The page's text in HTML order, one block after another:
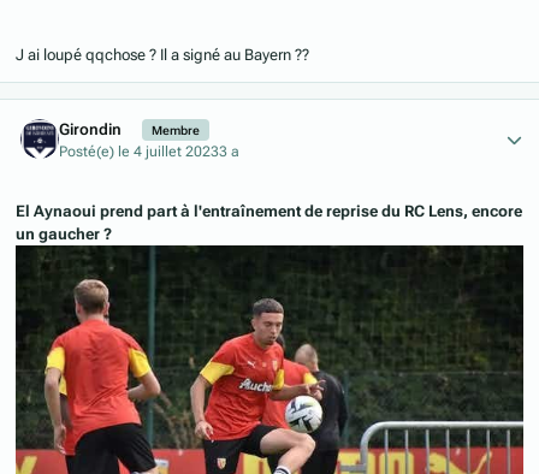
J ai loupé qqchose ? Il a signé au Bayern ??
Girondin Membre
Posté(e) le 4 juillet 20233 a
El Aynaoui prend part à l'entraînement de reprise du RC Lens, encore
un gaucher ?